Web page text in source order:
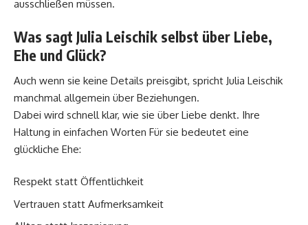
ausschließen müssen.
Was sagt Julia Leischik selbst über Liebe,
Ehe und Glück?
Auch wenn sie keine Details preisgibt, spricht Julia Leischik
manchmal allgemein über Beziehungen.
Dabei wird schnell klar, wie sie über Liebe denkt. Ihre
Haltung in einfachen Worten Für sie bedeutet eine
glückliche Ehe:
Respekt statt Öffentlichkeit
Vertrauen statt Aufmerksamkeit